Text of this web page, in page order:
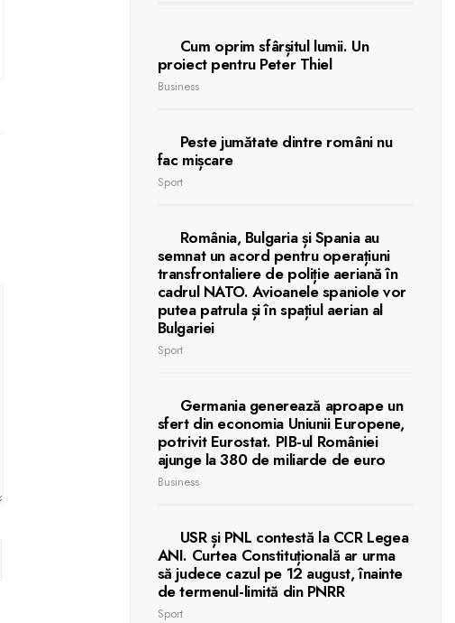
Cum oprim sfârșitul lumii. Un
proiect pentru Peter Thiel
Business
Peste jumătate dintre români nu
fac mișcare
Sport
România, Bulgaria și Spania au
semnat un acord pentru operațiuni
transfrontaliere de poliție aeriană în
cadrul NATO. Avioanele spaniole vor
putea patrula și în spațiul aerian al
Bulgariei
Sport
Germania generează aproape un
sfert din economia Uniunii Europene,
potrivit Eurostat. PIB-ul României
ajunge la 380 de miliarde de euro
Business
USR și PNL contestă la CCR Legea
ANI. Curtea Constituțională ar urma
să judece cazul pe 12 august, înainte
de termenul-limită din PNRR
Sport